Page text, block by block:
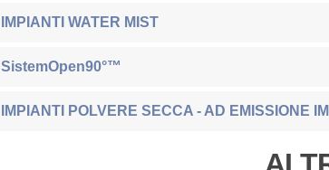
IMPIANTI WATER MIST
SistemOpen90°™
IMPIANTI POLVERE SECCA - AD EMISSIONE